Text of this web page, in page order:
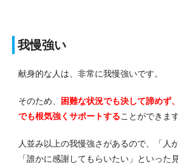
我慢強い
献身的な人は、非常に我慢強いです。
そのため、
困難な状況でも決して諦めず
でも根気強くサポートすることができます
人並み以上の我慢強さがあるので、「人
「誰かに感謝してもらいたい」といった